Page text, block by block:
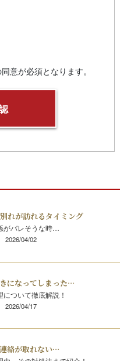
意が必須となります。
れが訪れるタイミング
がバレそうな時…
2026/04/02
になってしまった…
ついて徹底解説！
2026/04/17
絡が取れない…